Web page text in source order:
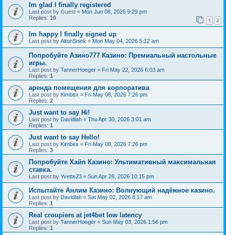
Im glad I finally registered
Last post by Guest « Mon Jun 08, 2026 9:29 pm
Replies: 10 1 2
Im happy I finally signed up
Last post by AltonSnink « Mon May 04, 2026 5:12 am
Попробуйте Азино777 Казино: Премиальный настольные
игры.
Last post by TannerHoeger « Fri May 22, 2026 6:03 am
Replies: 1
аренда помещения для корпоратива
Last post by Kimbex « Fri May 08, 2026 7:26 pm
Replies: 2
Just want to say Hi!
Last post by Davidlah « Thu Apr 30, 2026 3:01 am
Replies: 1
Just want to say Hello!
Last post by Kimbex « Fri May 08, 2026 7:26 pm
Replies: 3
Попробуйте Хайп Казино: Ультимативный максимальная
ставка.
Last post by Yvette23 « Sun Apr 26, 2026 10:15 pm
Испытайте Анлим Казино: Волнующий надёжное казино.
Last post by Davidlah « Sat May 02, 2026 8:17 am
Replies: 1
Real croupiers at jet4bet low latency
Last post by TannerHoeger « Sun May 03, 2026 1:56 pm
Replies: 1